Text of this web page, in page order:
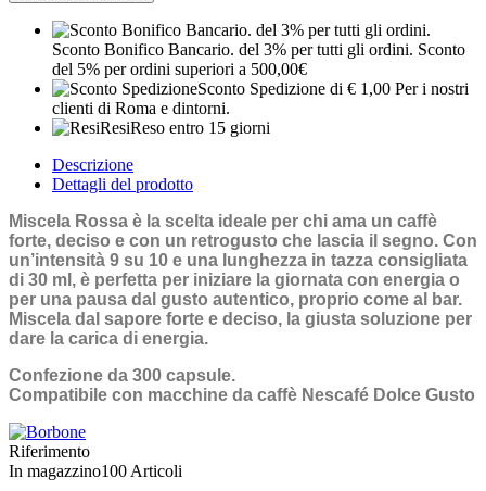
Sconto Bonifico Bancario. del 3% per tutti gli ordini. Sconto
del 5% per ordini superiori a 500,00€
Sconto Spedizione di € 1,00 Per i nostri
clienti di Roma e dintorni.
ResiReso entro 15 giorni
Descrizione
Dettagli del prodotto
Miscela Rossa è la scelta ideale per chi ama un caffè
forte, deciso e con un retrogusto che lascia il segno. Con
un’intensità 9 su 10 e una lunghezza in tazza consigliata
di 30 ml, è perfetta per iniziare la giornata con energia o
per una pausa dal gusto autentico, proprio come al bar.
Miscela dal sapore forte e deciso, la giusta soluzione per
dare la carica di energia.
Confezione da 300 capsule.
Compatibile con macchine da caffè Nescafé Dolce Gusto
Riferimento
In magazzino100 Articoli